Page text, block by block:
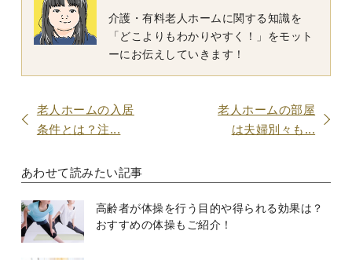
介護・有料老人ホームに関する知識を
「どこよりもわかりやすく！」をモット
ーにお伝えしていきます！
老人ホームの入居
条件とは？注...
老人ホームの部屋
は夫婦別々も...
あわせて読みたい記事
高齢者が体操を行う目的や得られる効果は？
おすすめの体操もご紹介！